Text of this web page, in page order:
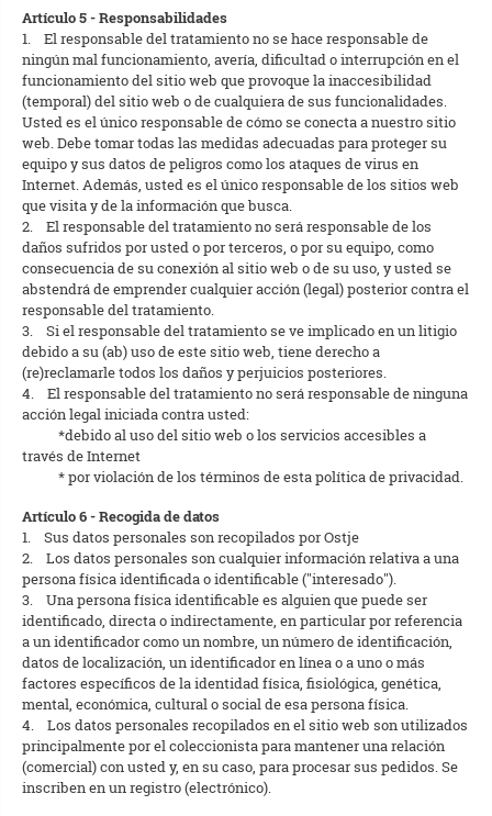
Artículo 5 - Responsabilidades
1. El responsable del tratamiento no se hace responsable de
ningún mal funcionamiento, avería, dificultad o interrupción en el
funcionamiento del sitio web que provoque la inaccesibilidad
(temporal) del sitio web o de cualquiera de sus funcionalidades.
Usted es el único responsable de cómo se conecta a nuestro sitio
web. Debe tomar todas las medidas adecuadas para proteger su
equipo y sus datos de peligros como los ataques de virus en
Internet. Además, usted es el único responsable de los sitios web
que visita y de la información que busca.
2. El responsable del tratamiento no será responsable de los
daños sufridos por usted o por terceros, o por su equipo, como
consecuencia de su conexión al sitio web o de su uso, y usted se
abstendrá de emprender cualquier acción (legal) posterior contra el
responsable del tratamiento.
3. Si el responsable del tratamiento se ve implicado en un litigio
debido a su (ab) uso de este sitio web, tiene derecho a
(re)reclamarle todos los daños y perjuicios posteriores.
4. El responsable del tratamiento no será responsable de ninguna
acción legal iniciada contra usted:
*debido al uso del sitio web o los servicios accesibles a
través de Internet
* por violación de los términos de esta política de privacidad.
Artículo 6 - Recogida de datos
1. Sus datos personales son recopilados por Ostje
2. Los datos personales son cualquier información relativa a una
persona física identificada o identificable ("interesado").
3. Una persona física identificable es alguien que puede ser
identificado, directa o indirectamente, en particular por referencia
a un identificador como un nombre, un número de identificación,
datos de localización, un identificador en línea o a uno o más
factores específicos de la identidad física, fisiológica, genética,
mental, económica, cultural o social de esa persona física.
4. Los datos personales recopilados en el sitio web son utilizados
principalmente por el coleccionista para mantener una relación
(comercial) con usted y, en su caso, para procesar sus pedidos. Se
inscriben en un registro (electrónico).